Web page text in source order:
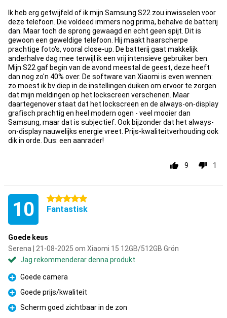
Ik heb erg getwijfeld of ik mijn Samsung S22 zou inwisselen voor
deze telefoon. Die voldeed immers nog prima, behalve de batterij
dan. Maar toch de sprong gewaagd en echt geen spijt. Dit is
gewoon een geweldige telefoon. Hij maakt haarscherpe
prachtige foto's, vooral close-up. De batterij gaat makkelijk
anderhalve dag mee terwijl ik een vrij intensieve gebruiker ben.
Mijn S22 gaf begin van de avond meestal de geest, deze heeft
dan nog zo'n 40% over. De software van Xiaomi is even wennen:
zo moest ik bv diep in de instellingen duiken om ervoor te zorgen
dat mijn meldingen op het lockscreen verschenen. Maar
daartegenover staat dat het lockscreen en de always-on-display
grafisch prachtig en heel modern ogen - veel mooier dan
Samsung, maar dat is subjectief. Ook bijzonder dat het always-
on-display nauwelijks energie vreet. Prijs-kwaliteitverhouding ook
dik in orde. Dus: een aanrader!
9 1
10 5 stjärnor
Fantastisk
Goede keus
Serena | 21-08-2025 om Xiaomi 15 12GB/512GB Grön
Jag rekommenderar denna produkt
Fördelar
Goede camera
Fördelar
Goede prijs/kwaliteit
Fördelar
Scherm goed zichtbaar in de zon